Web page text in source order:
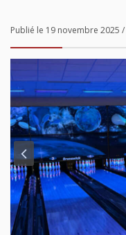
Publié le 19 novembre 2025 /